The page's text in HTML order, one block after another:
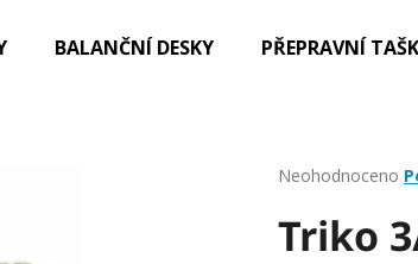
BALANČNÍ DESKY PŘEPRAVNÍ
Průměrné
produktu
Neohodnoceno
Triko
HLEDAT